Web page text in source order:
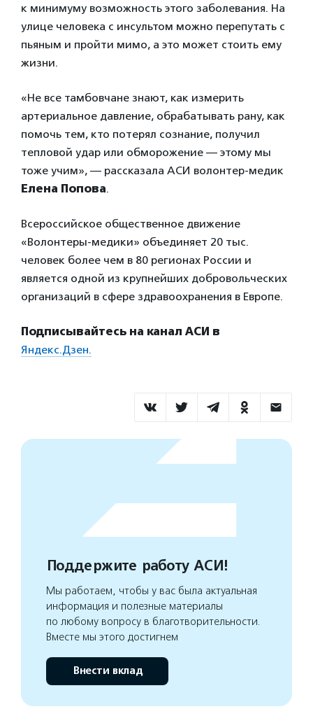
к минимуму возможность этого заболевания. На
улице человека с инсультом можно перепутать с
пьяным и пройти мимо, а это может стоить ему
жизни.
«Не все тамбовчане знают, как измерить
артериальное давление, обрабатывать рану, как
помочь тем, кто потерял сознание, получил
тепловой удар или обморожение — этому мы
тоже учим», — рассказала АСИ волонтер-медик
Елена Попова.
Всероссийское общественное движение
«Волонтеры-медики» объединяет 20 тыс.
человек более чем в 80 регионах России и
является одной из крупнейших добровольческих
организаций в сфере здравоохранения в Европе.
Подписывайтесь на канал АСИ в
Яндекс.Дзен.
Поддержите работу АСИ!
Мы работаем, чтобы у вас была актуальная
информация и полезные материалы
по любому вопросу в благотворительности.
Вместе мы этого достигнем
Внести вклад